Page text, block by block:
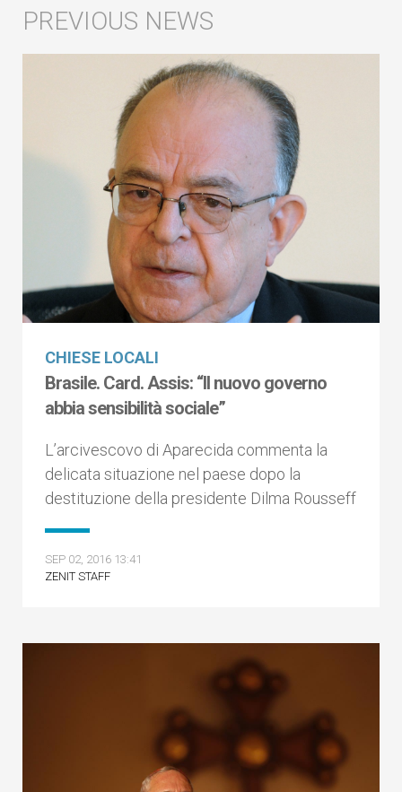
CHIESE LOCALI
Brasile. Card. Assis: “Il nuovo governo
abbia sensibilità sociale”
L’arcivescovo di Aparecida commenta la
delicata situazione nel paese dopo la
destituzione della presidente Dilma Rousseff
SEP 02, 2016 13:41
ZENIT STAFF